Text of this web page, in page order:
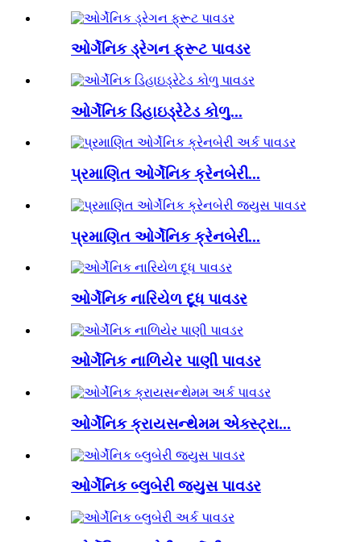
ઓર્ગેનિક ડ્રેગન ફ્રૂટ પાવડર
ઓર્ગેનિક ડિહાઇડ્રેટેડ કોળુ...
પ્રમાણિત ઓર્ગેનિક ક્રેનબેરી...
પ્રમાણિત ઓર્ગેનિક ક્રેનબેરી...
ઓર્ગેનિક નારિયેળ દૂધ પાવડર
ઓર્ગેનિક નાળિયેર પાણી પાવડર
ઓર્ગેનિક ક્રાયસન્થેમમ એક્સ્ટ્રા...
ઓર્ગેનિક બ્લુબેરી જ્યુસ પાવડર